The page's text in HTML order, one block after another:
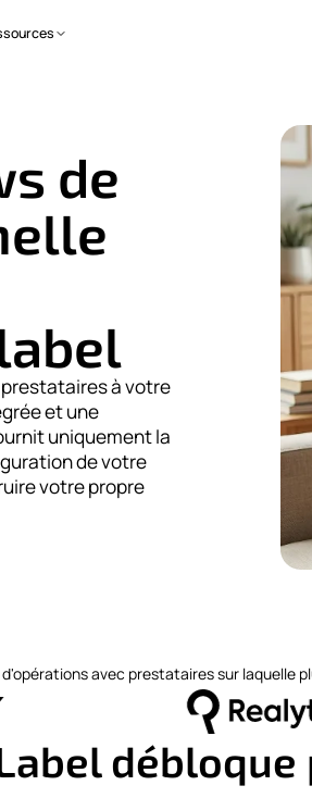
de
à votre
et une
uniquement la
de votre
votre propre
avec prestataires sur laquelle